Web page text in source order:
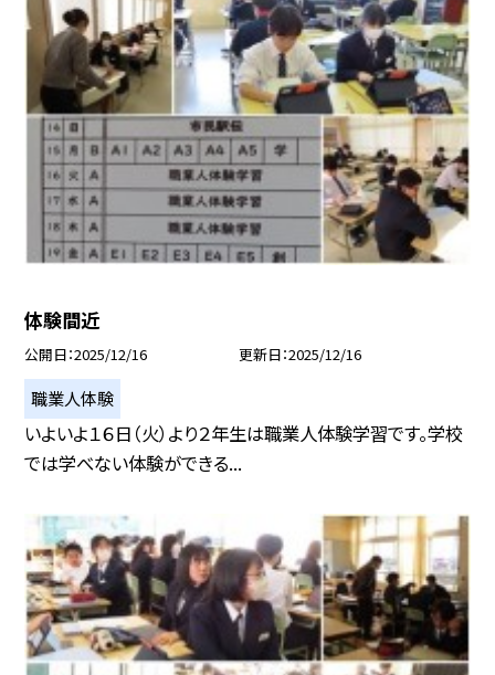
体験間近
公開日 2025/12/16 更新日 2025/12/16
職業人体験
いよいよ１６日（火）より２年生は職業人体験学習です。学校
では学べない体験ができる...